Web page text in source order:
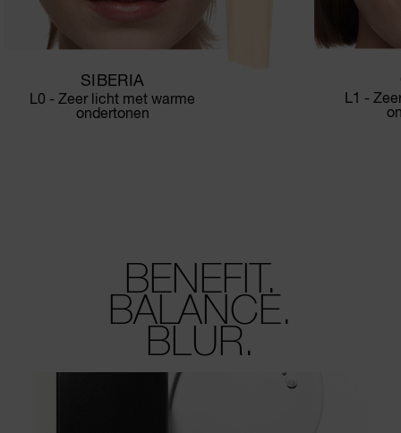
SIBERIA
L0 - Zeer licht met warme
ondertonen
L1 -
BENEFIT.
BALANCE.
BLUR.